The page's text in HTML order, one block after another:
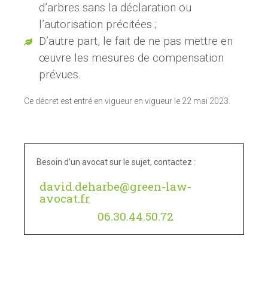
d’arbres sans la déclaration ou
l’autorisation précitées ;
D’autre part, le fait de ne pas mettre en
œuvre les mesures de compensation
prévues.
Ce décret est entré en vigueur en vigueur le 22 mai 2023.
Besoin d’un avocat sur le sujet, contactez :
david.deharbe@green-law-
avocat.fr
06.30.44.50.72